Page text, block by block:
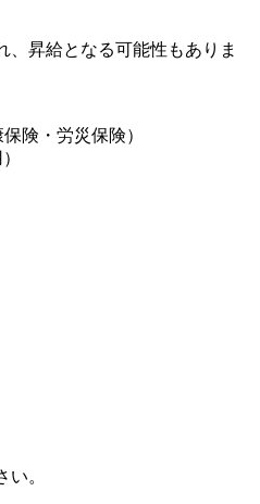
昇給となる可能性もありま
険・労災保険）
。